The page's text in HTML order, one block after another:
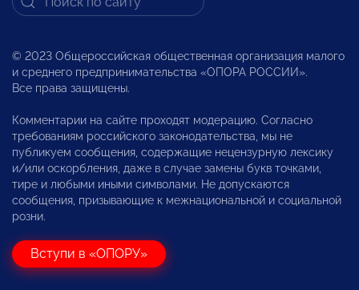
© 2023 Общероссийская общественная организация малого
и среднего предпринимательства «ОПОРА РОССИИ».
Все права защищены.
Комментарии на сайте проходят модерацию. Согласно
требованиям российского законодательства, мы не
публикуем сообщения, содержащие нецензурную лексику
и/или оскорбления, даже в случае замены букв точками,
тире и любыми иными символами. Не допускаются
сообщения, призывающие к межнациональной и социальной
розни.
Вступи в «ОПОРУ»